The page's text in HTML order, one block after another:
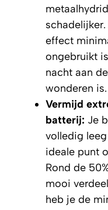
effect
ongebruikt
nacht aan
wonderen is.
Vermijd
batterij: Je
volledig
ideale punt
Rond de
mooi
heb je de